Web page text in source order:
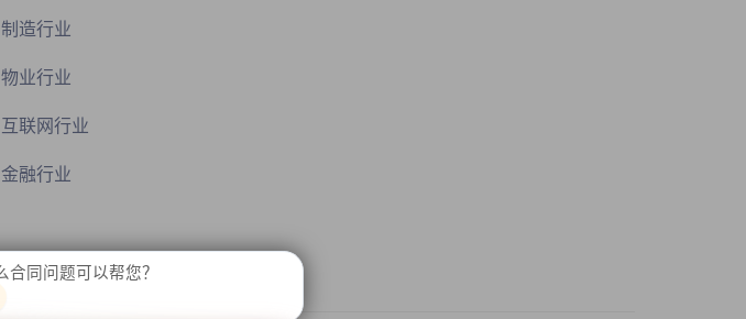
制造行业
物业行业
互联网行业
金融行业